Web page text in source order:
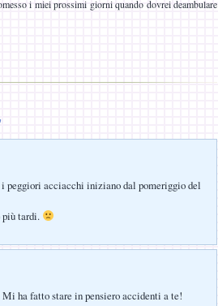
i miei prossimi giorni quando dovrei deambulare
peggiori acciacchi iniziano dal pomeriggio del
più tardi.
ha fatto stare in pensiero accidenti a te!